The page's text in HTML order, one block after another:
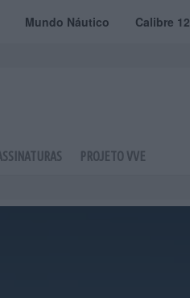
Mundo Náutico Calibre 12
PROJETO VVE